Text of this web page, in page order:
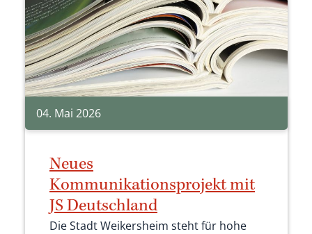
04. Mai 2026
Neues
Kommunikationsprojekt mit
JS Deutschland
Die Stadt Weikersheim steht für hohe